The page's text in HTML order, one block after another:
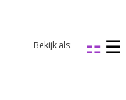
Bekijk als: